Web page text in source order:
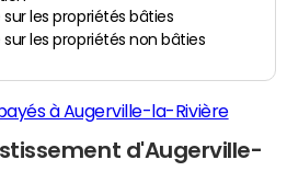
les propriétés bâties
les propriétés non bâties
à Augerville-la-Rivière
d'Augerville-